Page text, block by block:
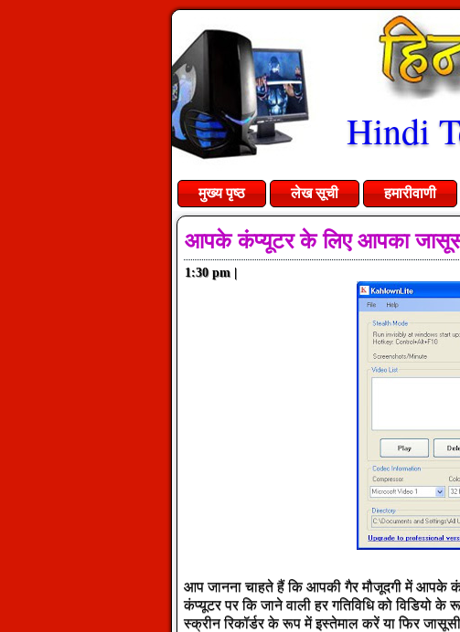
Hindi
मुख्य पृष्ठ लेख सूची हमारीवाणी
आपके कंप्यूटर के लिए आपका
1:30 pm |
आप जानना चाहते हैं कि आपकी गैर मौजूदगी में आपके
कंप्यूटर पर कि जाने वाली हर गतिविधि को विडियो के
स्क्रीन रिकॉर्डर के रूप में इस्तेमाल करें या फिर